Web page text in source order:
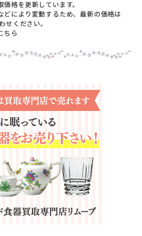
格を更新しています。
どにより変動するため、最新の価格は
せください。
ちら